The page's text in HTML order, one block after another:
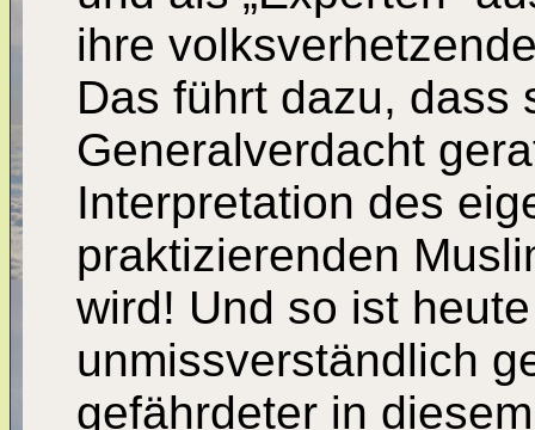
ihre
Das führt dazu, dass
Generalverdacht
Interpretation des
praktizierenden
wird! Und so ist
unmissverständlich
gefährdeter in